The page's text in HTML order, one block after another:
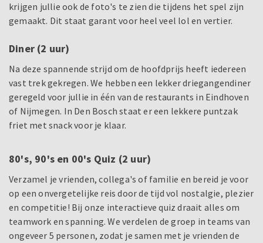
krijgen jullie ook de foto's te zien die tijdens het spel zijn
gemaakt. Dit staat garant voor heel veel lol en vertier.
Diner (2 uur)
Na deze spannende strijd om de hoofdprijs heeft iedereen
vast trek gekregen. We hebben een lekker driegangendiner
geregeld voor jullie in één van de restaurants in Eindhoven
of Nijmegen. In Den Bosch staat er een lekkere puntzak
friet met snack voor je klaar.
80's, 90's en 00's Quiz (2 uur)
Verzamel je vrienden, collega's of familie en bereid je voor
op een onvergetelijke reis door de tijd vol nostalgie, plezier
en competitie! Bij onze interactieve quiz draait alles om
teamwork en spanning. We verdelen de groep in teams van
ongeveer 5 personen, zodat je samen met je vrienden de